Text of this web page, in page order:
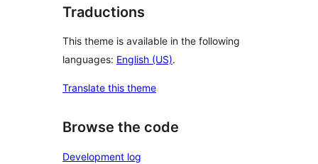
Traductions
This theme is available in the following
languages: English (US).
Translate this theme
Browse the code
Development log